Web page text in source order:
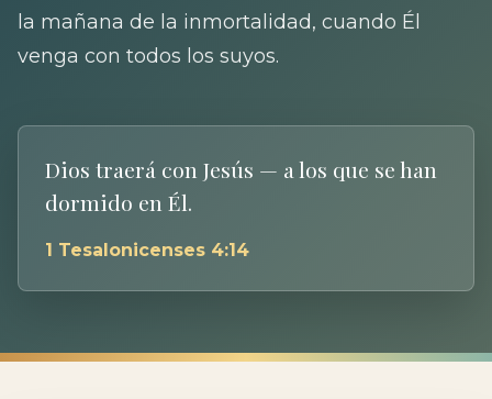
la mañana de la inmortalidad, cuando Él
venga con todos los suyos.
Dios traerá con Jesús — a los que se han
dormido en Él.
1 Tesalonicenses 4:14